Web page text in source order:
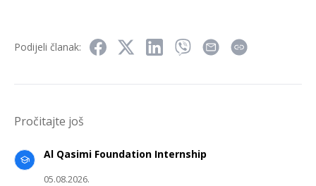
Podijeli članak:
Pročitajte još
Al Qasimi Foundation Internship
05.08.2026.